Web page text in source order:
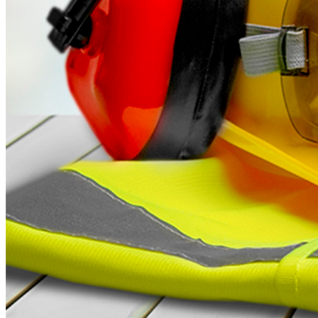
Cuerda estática
Protección para cabeza
Retráctiles anticaídas
Sistemas verticales
Protección contra calor
Ropa Kevlar Aluminizado
Ropa Rayón Aluminizado
Ropa Kevlar natural
INSTALACIONES
Travsmart
Travsafe